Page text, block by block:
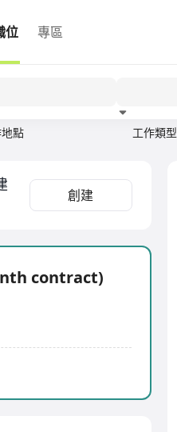
位 專區
點 工作類型
創建
contract)